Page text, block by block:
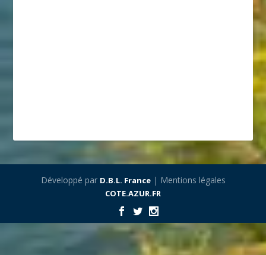
Développé par D.B.L. France| Mentions légales
COTE.AZUR.FR